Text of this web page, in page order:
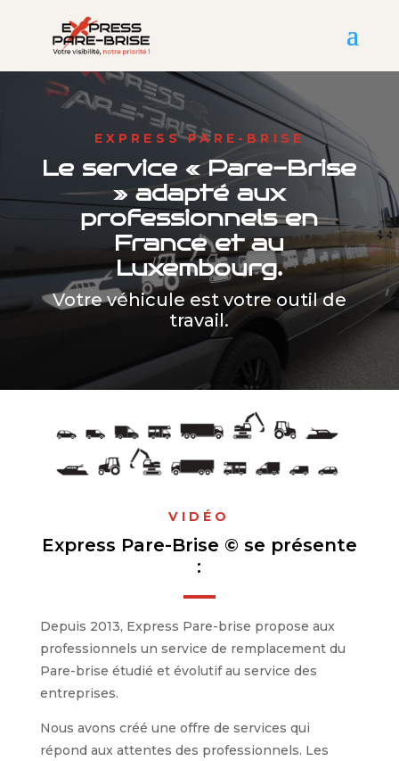
EXPRESS PARE-BRISE
Le service « Pare-Brise
» adapté aux
professionnels en
France et au
Luxembourg.
Votre véhicule est votre outil de
travail.
VIDÉO
Express Pare-Brise © se présente
:
Depuis 2013, Express Pare-brise propose aux
professionnels un service de remplacement du
Pare-brise étudié et évolutif au service des
entreprises.
Nous avons créé une offre de services qui
répond aux attentes des professionnels. Les